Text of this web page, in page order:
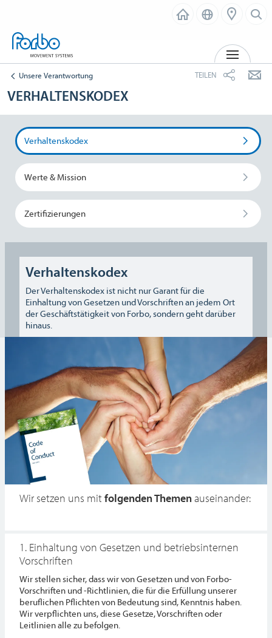
Unsere Verantwortung TEILEN
VERHALTENSKODEX
Verhaltenskodex
Werte & Mission
Zertifizierungen
Verhaltenskodex
Der Verhaltenskodex ist nicht nur Garant für die
Einhaltung von Gesetzen und Vorschriften an jedem Ort
der Geschäftstätigkeit von Forbo, sondern geht darüber
hinaus.
Wir setzen uns mitfolgenden Themenauseinander:
1. Einhaltung von Gesetzen und betriebsinternen
Vorschriften
Wir stellen sicher, dass wir von Gesetzen und von Forbo-
Vorschriften und -Richtlinien, die für die Erfüllung unserer
beruflichen Pflichten von Bedeutung sind, Kenntnis haben.
Wir verpflichten uns, diese Gesetze, Vorschriften oder
Leitlinien alle zu befolgen.